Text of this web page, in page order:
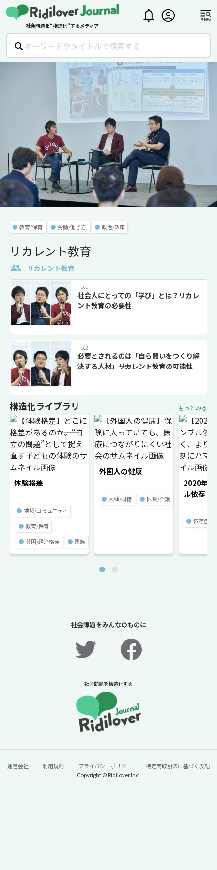
社会問題を“構造化”するメディア
● 教育/保育 ● 労働/働き方 ● 政治/政策
リカレント教育
リカレント教育
no.1
社会人にとっての「学び」とは？リカレ
ント教育の必要性
no.2
必要とされるのは「自ら問いをつくり解
決する人材」――リカレント教育の可能性
構造化ライブラリ もっとみる
体験格差
● 地域/コミュニティ
● 教育/保育
● 貧困/経済格差 ● 家族
外国人の健康
● 人種/国籍 ● 医療/介護
2020年
ル依存
● 依存症
社会課題をみんなのものに
社会問題を構造化する
運営会社 利用規約 プライバシーポリシー
特定商取引法に基づく表記
Copyright © Ridilover Inc.